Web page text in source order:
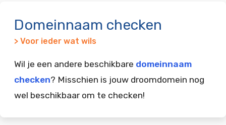
Domeinnaam checken
> Voor ieder wat wils
Wil je een andere beschikbare domeinnaam
checken? Misschien is jouw droomdomein nog
wel beschikbaar om te checken!